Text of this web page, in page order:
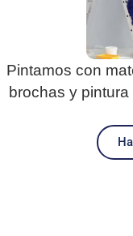
Pintamos con
brochas y